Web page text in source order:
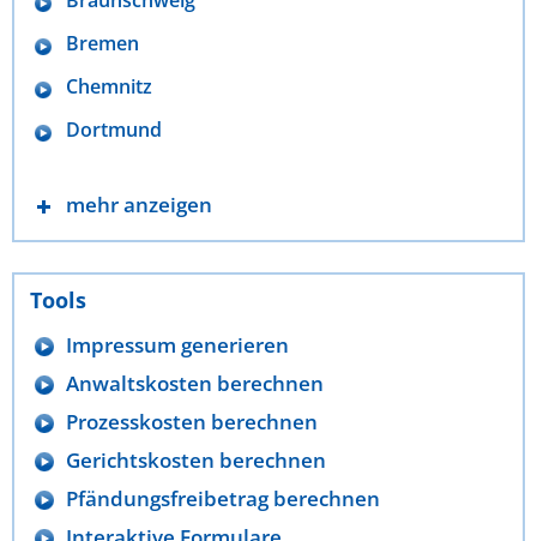
Bremen
Chemnitz
Dortmund
mehr anzeigen
Tools
Impressum generieren
Anwaltskosten berechnen
Prozesskosten berechnen
Gerichtskosten berechnen
Pfändungsfreibetrag berechnen